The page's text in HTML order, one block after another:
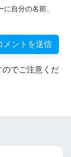
自分の名前、
のでご注意くだ